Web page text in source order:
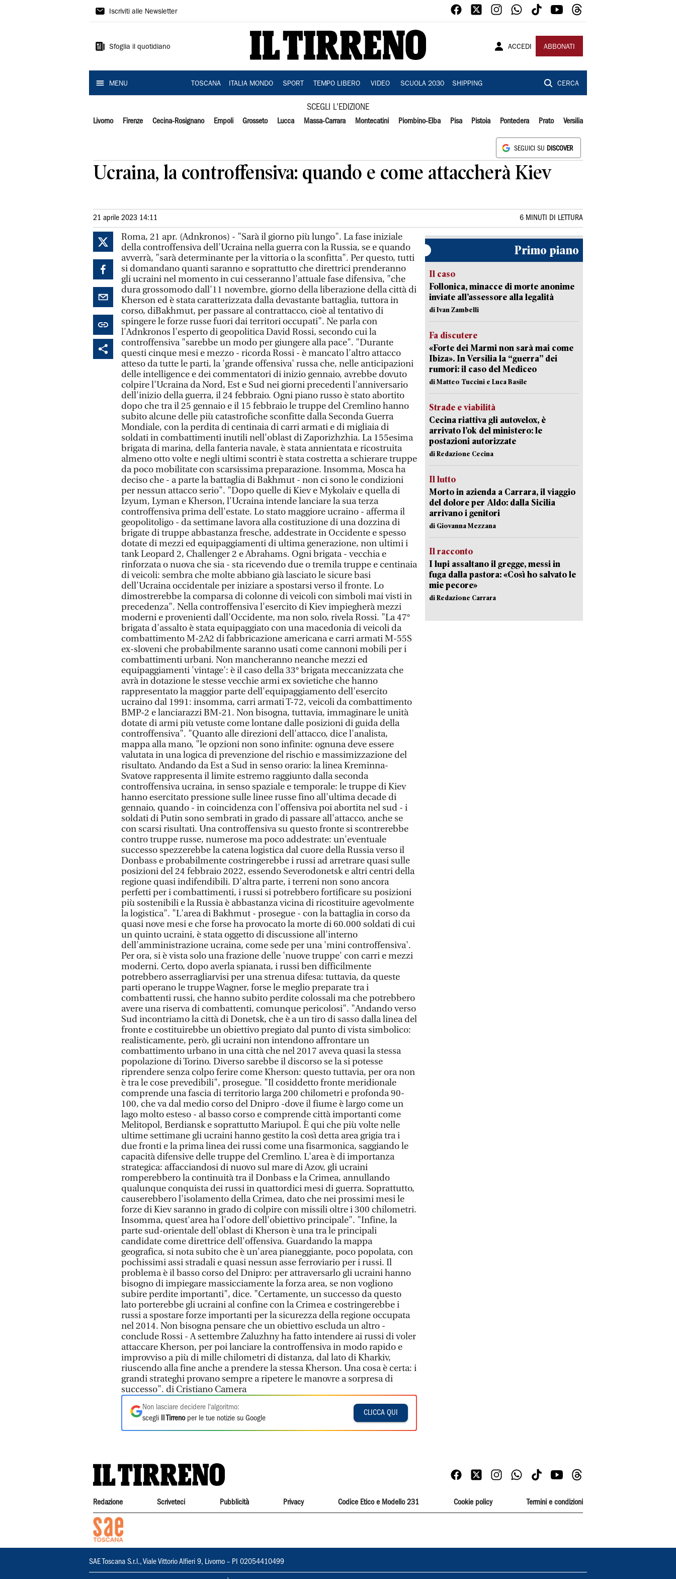
Il
Iscriviti alle Newsletter
Sfoglia il quotidiano ACCEDI ABBONATI
MENU TOSCANA ITALIA MONDO SPORT TEMPO LIBERO VIDEO SCUOLA 2030 SHIPPING CERCA
SCEGLI L'EDIZIONE
Livorno Firenze Cecina-Rosignano Empoli Grosseto Lucca Massa-Carrara Montecatini Piombino-Elba Pisa Pistoia Pontedera Prato Versilia
SEGUICI SU DISCOVER
Ucraina, la controffensiva: quando e come attaccherà Kiev
21 aprile 2023 14:11 6 MINUTI DI LETTURA
Roma, 21 apr. (Adnkronos) - "Sarà il giorno più lungo". La fase iniziale
della controffensiva dell'Ucraina nella guerra con la Russia, se e quando
avverrà, "sarà determinante per la vittoria o la sconfitta". Per questo, tutti
si domandano quanti saranno e soprattutto che direttrici prenderanno
gli ucraini nel momento in cui cesseranno l'attuale fase difensiva, "che
dura grossomodo dall'11 novembre, giorno della liberazione della città di
Kherson ed è stata caratterizzata dalla devastante battaglia, tuttora in
corso, diBakhmut, per passare al contrattacco, cioè al tentativo di
spingere le forze russe fuori dai territori occupati". Ne parla con
l'Adnkronos l'esperto di geopolitica David Rossi, secondo cui la
controffensiva "sarebbe un modo per giungere alla pace". "Durante
questi cinque mesi e mezzo - ricorda Rossi - è mancato l'altro attacco
atteso da tutte le parti, la 'grande offensiva' russa che, nelle anticipazioni
delle intelligence e dei commentatori di inizio gennaio, avrebbe dovuto
colpire l'Ucraina da Nord, Est e Sud nei giorni precedenti l'anniversario
dell'inizio della guerra, il 24 febbraio. Ogni piano russo è stato abortito
dopo che tra il 25 gennaio e il 15 febbraio le truppe del Cremlino hanno
subito alcune delle più catastrofiche sconfitte dalla Seconda Guerra
Mondiale, con la perdita di centinaia di carri armati e di migliaia di
soldati in combattimenti inutili nell'oblast di Zaporizhzhia. La 155esima
brigata di marina, della fanteria navale, è stata annientata e ricostruita
almeno otto volte e negli ultimi scontri è stata costretta a schierare truppe
da poco mobilitate con scarsissima preparazione. Insomma, Mosca ha
deciso che - a parte la battaglia di Bakhmut - non ci sono le condizioni
per nessun attacco serio". "Dopo quelle di Kiev e Mykolaiv e quella di
Izyum, Lyman e Kherson, l'Ucraina intende lanciare la sua terza
controffensiva prima dell'estate. Lo stato maggiore ucraino - afferma il
geopolitoligo - da settimane lavora alla costituzione di una dozzina di
brigate di truppe abbastanza fresche, addestrate in Occidente e spesso
dotate di mezzi ed equipaggiamenti di ultima generazione, non ultimi i
tank Leopard 2, Challenger 2 e Abrahams. Ogni brigata - vecchia e
rinforzata o nuova che sia - sta ricevendo due o tremila truppe e centinaia
di veicoli: sembra che molte abbiano già lasciato le sicure basi
dell'Ucraina occidentale per iniziare a spostarsi verso il fronte. Lo
dimostrerebbe la comparsa di colonne di veicoli con simboli mai visti in
precedenza". Nella controffensiva l'esercito di Kiev impiegherà mezzi
moderni e provenienti dall'Occidente, ma non solo, rivela Rossi. "La 47°
brigata d'assalto è stata equipaggiato con una macedonia di veicoli da
combattimento M-2A2 di fabbricazione americana e carri armati M-55S
ex-sloveni che probabilmente saranno usati come cannoni mobili per i
combattimenti urbani. Non mancheranno neanche mezzi ed
equipaggiamenti 'vintage': è il caso della 33° brigata meccanizzata che
avrà in dotazione le stesse vecchie armi ex sovietiche che hanno
rappresentato la maggior parte dell'equipaggiamento dell'esercito
ucraino dal 1991: insomma, carri armati T-72, veicoli da combattimento
BMP-2 e lanciarazzi BM-21. Non bisogna, tuttavia, immaginare le unità
dotate di armi più vetuste come lontane dalle posizioni di guida della
controffensiva". "Quanto alle direzioni dell'attacco, dice l'analista,
mappa alla mano, "le opzioni non sono infinite: ognuna deve essere
valutata in una logica di prevenzione del rischio e massimizzazione del
risultato. Andando da Est a Sud in senso orario: la linea Kreminna-
Svatove rappresenta il limite estremo raggiunto dalla seconda
controffensiva ucraina, in senso spaziale e temporale: le truppe di Kiev
hanno esercitato pressione sulle linee russe fino all'ultima decade di
gennaio, quando - in coincidenza con l'offensiva poi abortita nel sud - i
soldati di Putin sono sembrati in grado di passare all'attacco, anche se
con scarsi risultati. Una controffensiva su questo fronte si scontrerebbe
contro truppe russe, numerose ma poco addestrate: un'eventuale
successo spezzerebbe la catena logistica dal cuore della Russia verso il
Donbass e probabilmente costringerebbe i russi ad arretrare quasi sulle
posizioni del 24 febbraio 2022, essendo Severodonetsk e altri centri della
regione quasi indifendibili. D'altra parte, i terreni non sono ancora
perfetti per i combattimenti, i russi si potrebbero fortificare su posizioni
più sostenibili e la Russia è abbastanza vicina di ricostituire agevolmente
la logistica". "L'area di Bakhmut - prosegue - con la battaglia in corso da
quasi nove mesi e che forse ha provocato la morte di 60.000 soldati di cui
un quinto ucraini, è stata oggetto di discussione all'interno
dell'amministrazione ucraina, come sede per una 'mini controffensiva'.
Per ora, si è vista solo una frazione delle 'nuove truppe' con carri e mezzi
moderni. Certo, dopo averla spianata, i russi ben difficilmente
potrebbero asserragliarvisi per una strenua difesa: tuttavia, da queste
parti operano le truppe Wagner, forse le meglio preparate tra i
combattenti russi, che hanno subito perdite colossali ma che potrebbero
avere una riserva di combattenti, comunque pericolosi". "Andando verso
Sud incontriamo la città di Donetsk, che è a un tiro di sasso dalla linea del
fronte e costituirebbe un obiettivo pregiato dal punto di vista simbolico:
realisticamente, però, gli ucraini non intendono affrontare un
combattimento urbano in una città che nel 2017 aveva quasi la stessa
popolazione di Torino. Diverso sarebbe il discorso se la si potesse
riprendere senza colpo ferire come Kherson: questo tuttavia, per ora non
è tra le cose prevedibili", prosegue. "Il cosiddetto fronte meridionale
comprende una fascia di territorio larga 200 chilometri e profonda 90-
100, che va dal medio corso del Dnipro -dove il fiume è largo come un
lago molto esteso - al basso corso e comprende città importanti come
Melitopol, Berdiansk e soprattutto Mariupol. È qui che più volte nelle
ultime settimane gli ucraini hanno gestito la così detta area grigia tra i
due fronti e la prima linea dei russi come una fisarmonica, saggiando le
capacità difensive delle truppe del Cremlino. L'area è di importanza
strategica: affacciandosi di nuovo sul mare di Azov, gli ucraini
romperebbero la continuità tra il Donbass e la Crimea, annullando
qualunque conquista dei russi in quattordici mesi di guerra. Soprattutto,
causerebbero l'isolamento della Crimea, dato che nei prossimi mesi le
forze di Kiev saranno in grado di colpire con missili oltre i 300 chilometri.
Insomma, quest'area ha l'odore dell'obiettivo principale". "Infine, la
parte sud-orientale dell'oblast di Kherson è una tra le principali
candidate come direttrice dell'offensiva. Guardando la mappa
geografica, si nota subito che è un'area pianeggiante, poco popolata, con
pochissimi assi stradali e quasi nessun asse ferroviario per i russi. Il
problema è il basso corso del Dnipro: per attraversarlo gli ucraini hanno
bisogno di impiegare massicciamente la forza area, se non vogliono
subire perdite importanti", dice. "Certamente, un successo da questo
lato porterebbe gli ucraini al confine con la Crimea e costringerebbe i
russi a spostare forze importanti per la sicurezza della regione occupata
nel 2014. Non bisogna pensare che un obiettivo escluda un altro -
conclude Rossi - A settembre Zaluzhny ha fatto intendere ai russi di voler
attaccare Kherson, per poi lanciare la controffensiva in modo rapido e
improvviso a più di mille chilometri di distanza, dal lato di Kharkiv,
riuscendo alla fine anche a prendere la stessa Kherson. Una cosa è certa: i
grandi strateghi provano sempre a ripetere le manovre a sorpresa di
successo". di Cristiano Camera
Non lasciare decidere l'algoritmo:
scegli
Il Tirrenoper le tue notizie su Google
CLICCA QUI
Primo piano
Il caso
Follonica, minacce di morte anonime
inviate all’assessore alla legalità
di Ivan Zambelli
Fa discutere
«Forte dei Marmi non sarà mai come
Ibiza». In Versilia la “guerra” dei
rumori: il caso del Mediceo
di Matteo Tuccini e Luca Basile
Strade e viabilità
Cecina riattiva gli autovelox, è
arrivato l’ok del ministero: le
postazioni autorizzate
di Redazione Cecina
Il lutto
Morto in azienda a Carrara, il viaggio
del dolore per Aldo: dalla Sicilia
arrivano i genitori
di Giovanna Mezzana
Il racconto
I lupi assaltano il gregge, messi in
fuga dalla pastora: «Così ho salvato le
mie pecore»
di Redazione Carrara
Redazione Scriveteci Pubblicità Privacy Codice Etico e Modello 231 Cookie policy Termini e condizioni
SAE Toscana S.r.l., Viale Vittorio Alfieri 9, Livorno – PI 02054410499